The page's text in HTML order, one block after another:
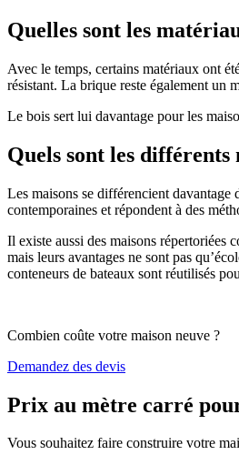
Quelles sont les
Avec le temps, certains matériaux ont
résistant. La brique reste également un
Le bois sert lui davantage pour les
Quels sont les différents
Les maisons se différencient davantage
contemporaines et répondent à des
Il existe aussi des maisons répertoriées
mais leurs avantages ne sont pas
conteneurs de bateaux sont réutilisés
Combien coûte votre maison neuve ?
Demandez des devis
Prix au mètre carré
Vous souhaitez faire construire votre